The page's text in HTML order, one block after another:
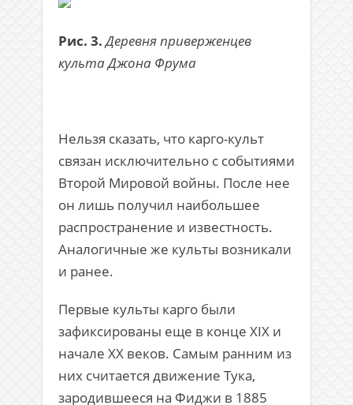
Рис. 3.Деревня приверженцев
культа Джона Фрума
Нельзя сказать, что карго-культ
связан исключительно с событиями
Второй Мировой войны. После нее
он лишь получил наибольшее
распространение и известность.
Аналогичные же культы возникали
и ранее.
Первые культы карго были
зафиксированы еще в конце XIX и
начале XX веков. Самым ранним из
них считается движение Тука,
зародившееся на Фиджи в 1885